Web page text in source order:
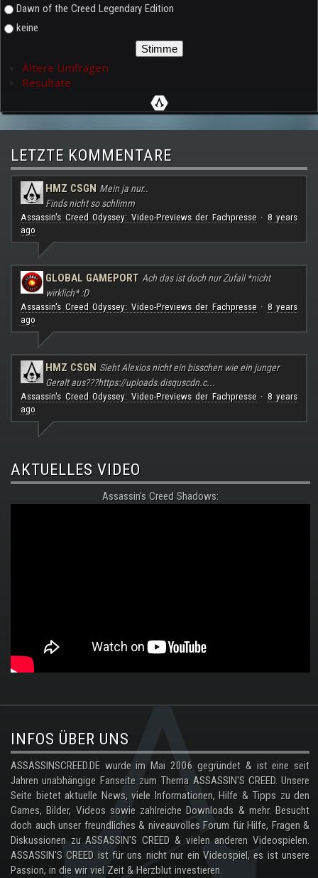
Dawn of the Creed Legendary Edition
keine
Ältere Umfragen
Resultate
LETZTE KOMMENTARE
HMZ CSGN Mein ja nur..
Finds nicht so schlimm
Assassin's Creed Odyssey: Video-Previews der Fachpresse· 8 years
ago
GLOBAL GAMEPORT Ach das ist doch nur Zufall *nicht
wirklich* :D
Assassin's Creed Odyssey: Video-Previews der Fachpresse· 8 years
ago
HMZ CSGN Sieht Alexios nicht ein bisschen wie ein junger
Geralt aus???https://uploads.disquscdn.c...
Assassin's Creed Odyssey: Video-Previews der Fachpresse· 8 years
ago
AKTUELLES VIDEO
Assassin's Creed Shadows:
.
INFOS ÜBER UNS
ASSASSINSCREED.DE wurde im Mai 2006 gegründet & ist eine seit
Jahren unabhängige Fanseite zum Thema ASSASSIN'S CREED. Unsere
Seite bietet aktuelle News, viele Informationen, Hilfe & Tipps zu den
Games, Bilder, Videos sowie zahlreiche Downloads & mehr. Besucht
doch auch unser freundliches & niveauvolles Forum für Hilfe, Fragen &
Diskussionen zu ASSASSIN'S CREED & vielen anderen Videospielen.
ASSASSIN'S CREED ist für uns nicht nur ein Videospiel, es ist unsere
Passion, in die wir viel Zeit & Herzblut investieren.